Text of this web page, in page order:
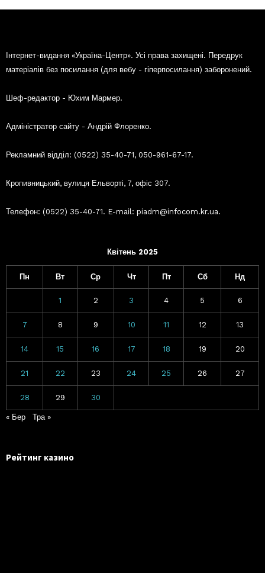
Інтернет-видання «Україна-Центр». Усі права захищені. Передрук
матеріалів без посилання (для вебу - гіперпосилання) заборонений.
Шеф-редактор - Юхим Мармер.
Адміністратор сайту - Андрій Флоренко.
Рекламний відділ: (0522) 35-40-71, 050-961-67-17.
Кропивницький, вулиця Ельворті, 7, офіс 307.
Телефон: (0522) 35-40-71. E-mail: piadm@infocom.kr.ua.
Квітень 2025
Пн Вт Ср Чт Пт Сб Нд
1 2 3 4 5 6
7 8 9 10 11 12 13
14 15 16 17 18 19 20
21 22 23 24 25 26 27
28 29 30
« Бер Тра »
Рейтинг казино